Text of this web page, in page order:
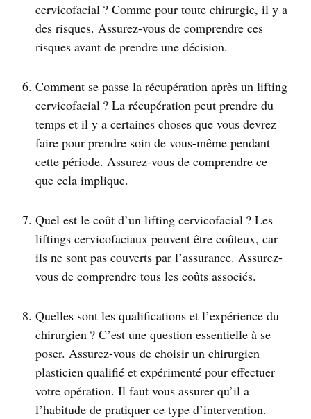
cervicofacial ? Comme pour toute chirurgie, il y a
des risques. Assurez-vous de comprendre ces
risques avant de prendre une décision.
Comment se passe la récupération après un lifting
cervicofacial ? La récupération peut prendre du
temps et il y a certaines choses que vous devrez
faire pour prendre soin de vous-même pendant
cette période. Assurez-vous de comprendre ce
que cela implique.
Quel est le coût d’un lifting cervicofacial ? Les
liftings cervicofaciaux peuvent être coûteux, car
ils ne sont pas couverts par l’assurance. Assurez-
vous de comprendre tous les coûts associés.
Quelles sont les qualifications et l’expérience du
chirurgien ? C’est une question essentielle à se
poser. Assurez-vous de choisir un chirurgien
plasticien qualifié et expérimenté pour effectuer
votre opération. Il faut vous assurer qu’il a
l’habitude de pratiquer ce type d’intervention.